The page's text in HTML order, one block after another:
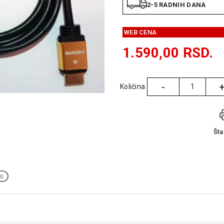
2-5 RADNIH DANA
WEB CENA
1.590,00 RSD.
Količina -
0